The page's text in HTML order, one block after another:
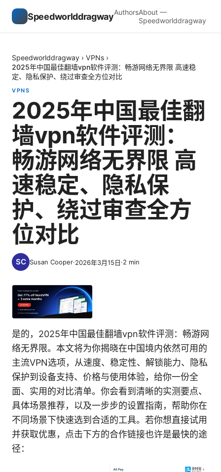
SpeedworlddragwayAuthorsAbout —
Speedworlddragway
Speedworlddragway › VPNs ›
2025年中国最佳翻墙vpn软件评测：畅游网络无界限 高速稳
定、隐私保护、绕过审查全方位对比
VPNS
2025年中国最佳翻
墙vpn软件评测：
畅游网络无界限 高
速稳定、隐私保
护、绕过审查全方
位对比
Susan Cooper·2026年3月15日·2 min
是的，2025年中国最佳翻墙vpn软件评测：畅游网
络无界限。本文将为你揭晓在中国境内依然可用的
主流VPN选项，从速度、稳定性、解锁能力、隐私
保护到设备支持、价格与使用体验，给你一份全
面、实用的对比清单。你会看到清晰的实测要点、
具体场景推荐，以及一步步的设置指南，帮助你在
不同场景下快速选到合适的工具。若你想直接试用
并获取优惠，点击下方的合作链接也许是最快的途
径：